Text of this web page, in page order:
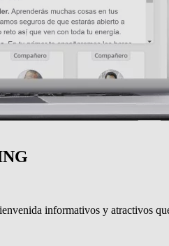
informativos y atractivos